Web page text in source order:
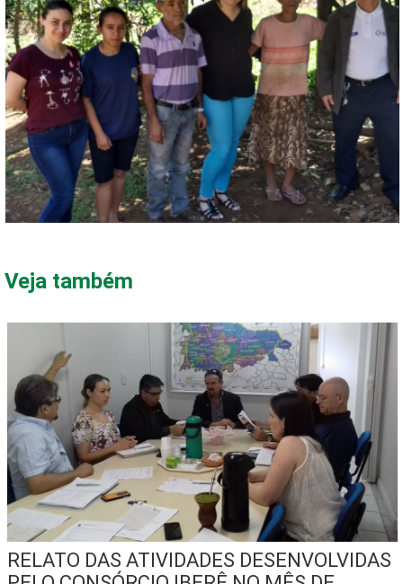
Veja também
RELATO DAS ATIVIDADES DESENVOLVIDAS